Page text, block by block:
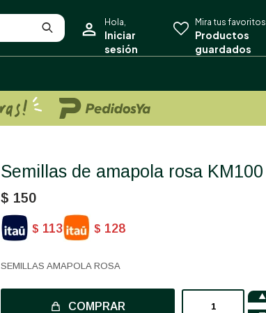
Semillas de amapola rosa KM100
$ 150
$ 113 $ 128
SEMILLAS AMAPOLA ROSA
COMPRAR
